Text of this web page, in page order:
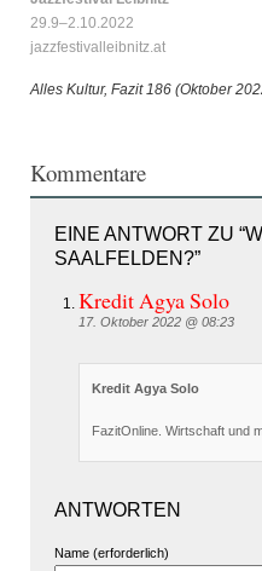
29.9–2.10.2022
jazzfestivalleibnitz.at
Alles Kultur, Fazit 186 (Oktober
Kommentare
EINE ANTWORT ZU
SAALFELDEN?”
Kredit Agya Solo
17. Oktober 2022 @ 08:23
Kredit Agya Solo
FazitOnline. Wirtschaft und
ANTWORTEN
Name (erforderlich)